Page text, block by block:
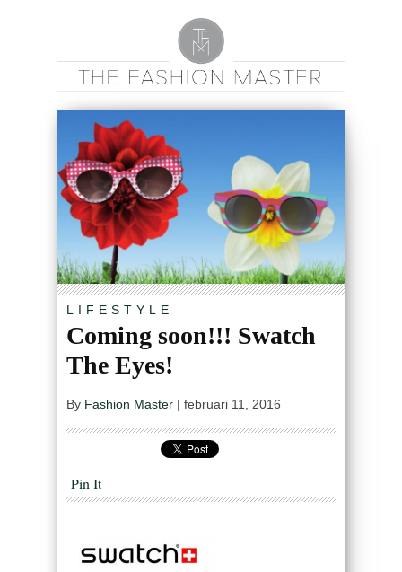
LIFESTYLE
Coming soon!!! Swatch
The Eyes!
By Fashion Master | februari 11, 2016
Pin It